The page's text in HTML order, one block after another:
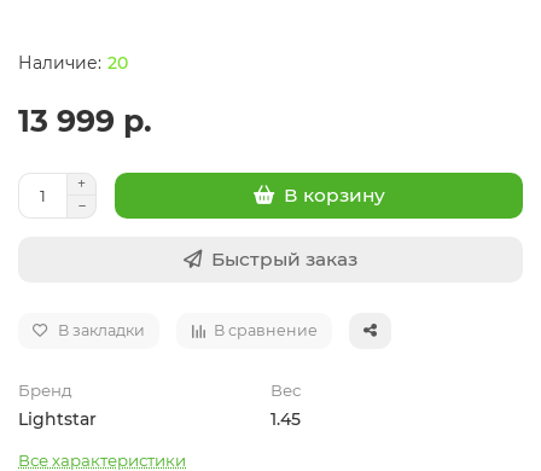
20
13 999 р.
В корзину
Быстрый заказ
В закладки В сравнение
Бренд
Lightstar
Вес
1.45
Все характеристики